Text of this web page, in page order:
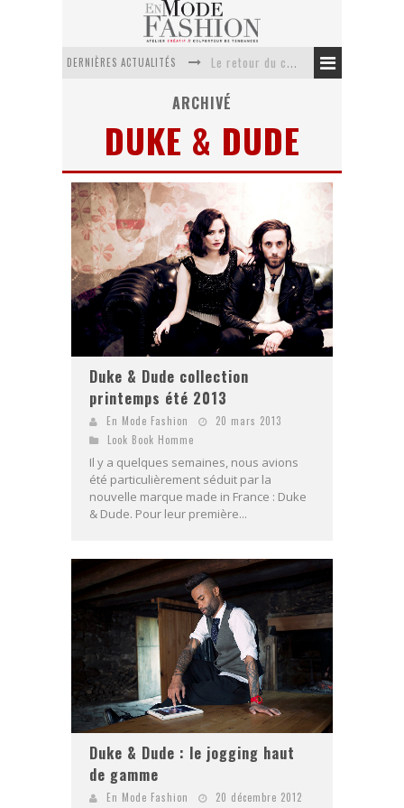
DERNIÈRES ACTUALITÉS
Le retour du cachemire version casual
La trousse de toilette : l’accessoire indispensable de voyage
Week-end spa en automne : quel maillot de bain choisir ?
Anti chute cheveux homme : quelles solutions pour renforcer sa chevelure ?
ARCHIVÉ
DUKE & DUDE
Duke & Dude collection
printemps été 2013
En Mode Fashion
20 mars 2013
Look Book Homme
Il y a quelques semaines, nous avions
été particulièrement séduit par la
nouvelle marque made in France : Duke
& Dude. Pour leur première...
Duke & Dude : le jogging haut
de gamme
En Mode Fashion
20 décembre 2012